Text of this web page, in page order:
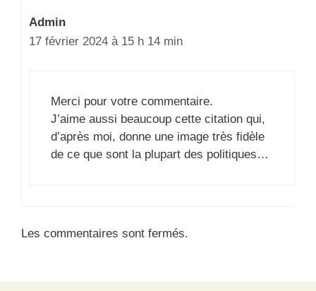
Admin
17 février 2024 à 15 h 14 min
Merci pour votre commentaire.
J’aime aussi beaucoup cette citation qui,
d’après moi, donne une image très fidèle
de ce que sont la plupart des politiques…
Les commentaires sont fermés.